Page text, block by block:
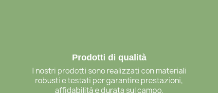
Prodotti di qualità
I nostri prodotti sono realizzati con materiali
robusti e testati per garantire prestazioni,
affidabilità e durata sul campo.